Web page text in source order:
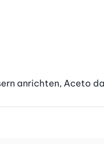
anrichten, Aceto